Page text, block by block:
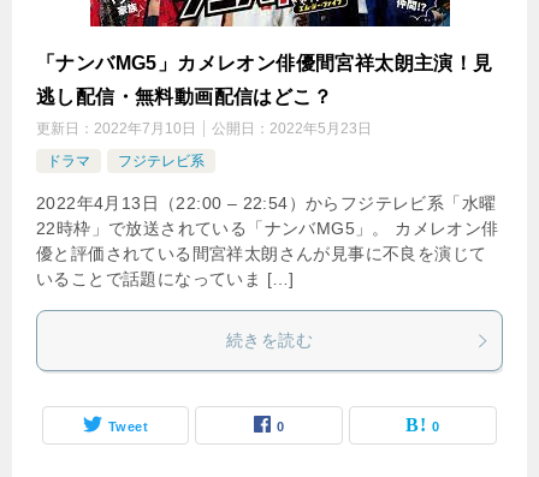
「ナンバMG5」カメレオン俳優間宮祥太朗主演！見
逃し配信・無料動画配信はどこ？
更新日： 2022年7月10日 公開日： 2022年5月23日
ドラマ
フジテレビ系
2022年4月13日（22:00 – 22:54）からフジテレビ系「水曜
22時枠」で放送されている「ナンバMG5」。 カメレオン俳
優と評価されている間宮祥太朗さんが見事に不良を演じて
いることで話題になっていま […]
続きを読む
Tweet 0 0